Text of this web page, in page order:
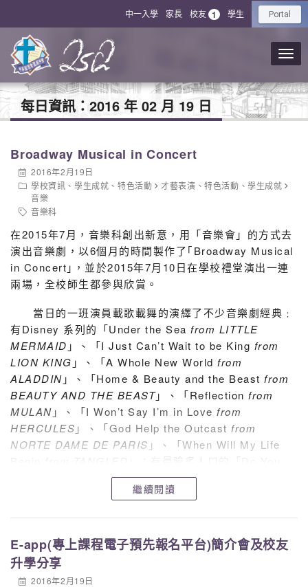
中一入學 家長 校友 1 學生 Portal
每日資訊： 2016 年 02 月 19 日
Broadway Musical in Concert
2016年2月19日
學校資訊 、學生成就 、特色活動 才藝表演 、特色活動 、學生成就
音樂
音樂科
在2015年7月，音樂科創出新意，用「音樂會」的方式去
演出音樂劇，以6個月的時間製作了｢Broadway Musical
in Concert｣，並於2015年7月10日在學校禮堂演出一連
兩場，全校師生都參與欣賞。
當日的一班演員載歌載舞的演繹了不少音樂劇經典﹕
有Disney 系列的「Under the Sea from LITTLE
MERMAID 」、「I Just Can’t Wait to be King from
LION KING 」、「A Whole New World from
ALADDIN 」、「Home & Beauty and the Beast from
BEAUTY AND THE BEAST」、「Reflection from
MULAN 」、「I Won’t Say I’m in Love from
HERCULES 」、「God Help the Outcast from
NORTE DAME DE PARIS 」、「When Will My Life
」；有最膾炙人口的「Do You
Want to Build a Snowman & Let it Go
」；還有「Another Suitcase in Another Hall
You Can’t Stop the Beatfrom HAIRSPRAY」和「Do
Re Mifrom THE SOUND OF MUSIC
師生齊表讚賞！
繼續閱讀
E-app(專上課程電子預先報名平台)簡介會及校友
升學分享
2016年2月19日